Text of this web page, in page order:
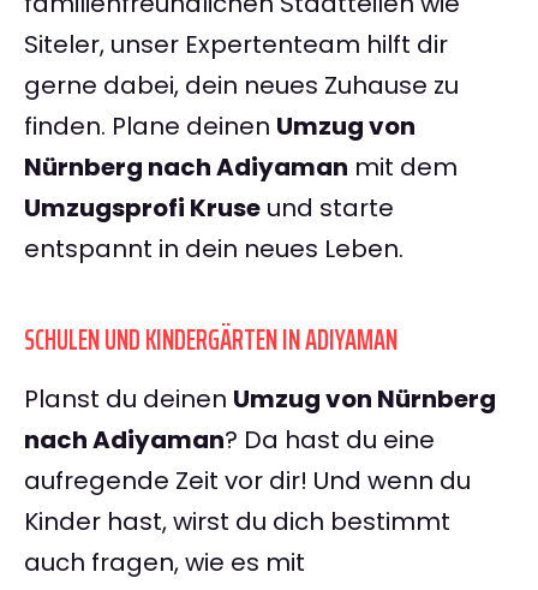
Siteler, unser Expertenteam hilft dir
gerne dabei, dein neues Zuhause zu
finden. Plane deinen Umzug von
Nürnberg nach Adiyaman mit dem
Umzugsprofi Kruse und starte
entspannt in dein neues Leben.
SCHULEN UND KINDERGÄRTEN IN ADIYAMAN
Planst du deinen Umzug von Nürnberg
nach Adiyaman? Da hast du eine
aufregende Zeit vor dir! Und wenn du
Kinder hast, wirst du dich bestimmt
auch fragen, wie es mit